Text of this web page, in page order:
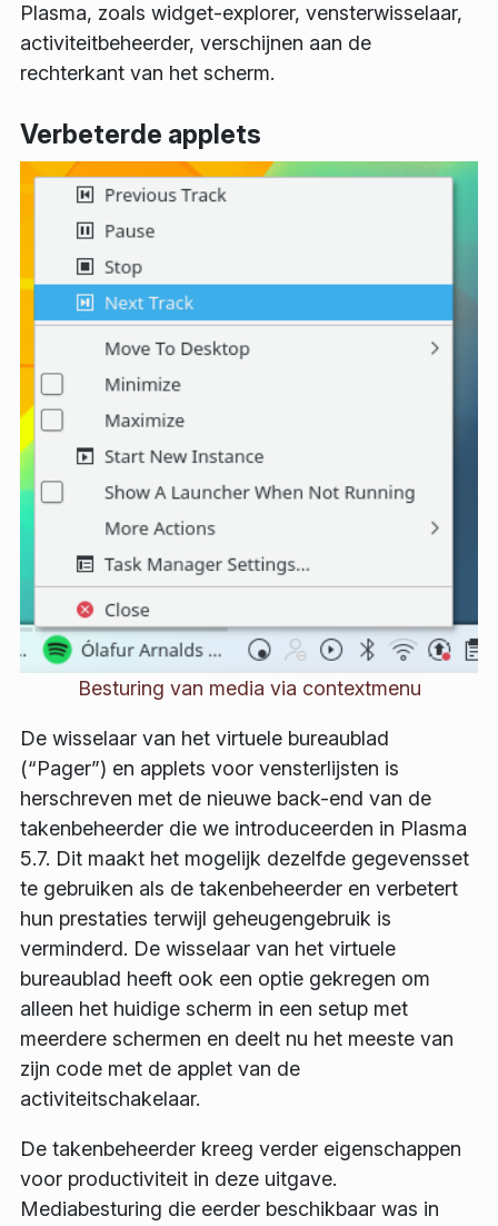
Plasma, zoals widget-explorer, vensterwisselaar,
activiteitbeheerder, verschijnen aan de
rechterkant van het scherm.
Verbeterde applets
Besturing van media via contextmenu
De wisselaar van het virtuele bureaublad
(“Pager”) en applets voor vensterlijsten is
herschreven met de nieuwe back-end van de
takenbeheerder die we introduceerden in Plasma
5.7. Dit maakt het mogelijk dezelfde gegevensset
te gebruiken als de takenbeheerder en verbetert
hun prestaties terwijl geheugengebruik is
verminderd. De wisselaar van het virtuele
bureaublad heeft ook een optie gekregen om
alleen het huidige scherm in een setup met
meerdere schermen en deelt nu het meeste van
zijn code met de applet van de
activiteitschakelaar.
De takenbeheerder kreeg verder eigenschappen
voor productiviteit in deze uitgave.
Mediabesturing die eerder beschikbaar was in